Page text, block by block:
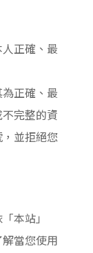
正確、最
正確、最
完整的資
並拒絕您
本站」
當您使用